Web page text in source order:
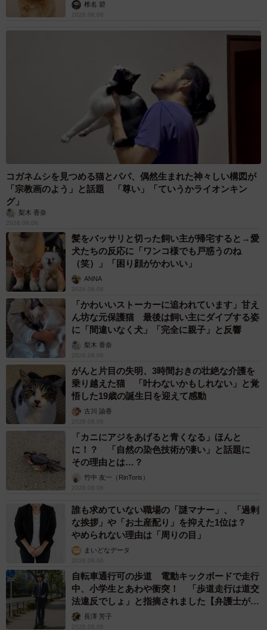
椎名 碧
2026.08.06
コガネムシを見つめる猫とパパ、偶然生まれた神々しい構図が
「宗教画のよう」と話題 「尊い」「ていうかライオンキン
グ」
梨木 香奈
2026.08.06
髪をバッサリと切った飼い主が帰宅すると→愛
犬たちの反応に「ワンコ様でも戸惑うのね
（笑）」「困り顔がかわいい」
ANNA
2026.08.06
「かわいいストーカーに追われています」甘え
ん坊な元保護猫 最後は飼い主にダイブする姿
に「間違いなく犬」「完全に親子」と反響
梨木 香奈
2026.08.06
がんと片目の失明、3時間おきの壮絶な介護を
乗り越えた猫 「叶わないかもしれない」と覚
悟した19歳の誕生日を迎えて感動
古川 諭香
2026.08.06
「カニにアジをあげると青くなる」ほんと
に！？ 「自然の染色技術が凄い」と話題に
その理由とは…？
竹中 友一（RinToris）
2026.08.06
誰も求めていない職場の「謎マナー」、「過剰
な挨拶」や「お土産配り」を抑えた1位は？
やめられない理由は「周りの目」
まいどなデータ
2026.08.06
自転車通行可の歩道 電動キックボードで走行
中、小学生とあわや衝突！ 「歩道走行は道交
法違反でしょ」と指摘されました【弁護士が解
説】長澤 芳子
2026.08.06